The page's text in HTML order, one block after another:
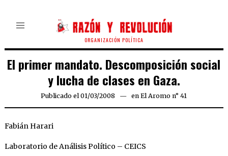
ORGANIZACIÓN POLÍTICA
El primer mandato. Descomposición social
y lucha de clases en Gaza.
Publicado el 01/03/2008 24/03/2020
en El Aromo n° 41
Fabián Harari
Laboratorio de Análisis Político – CEICS